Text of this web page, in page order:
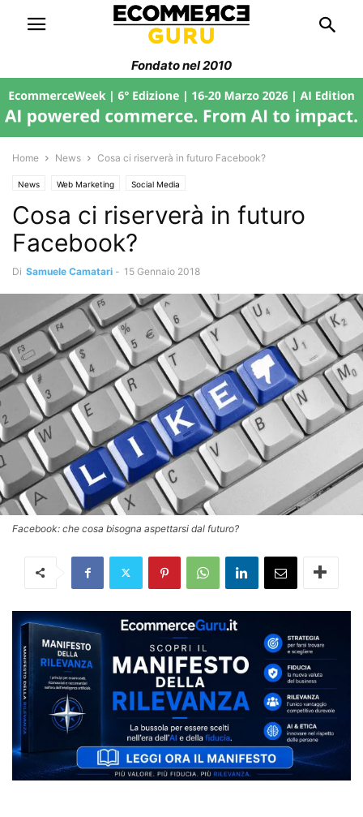
Fondato nel 2010
Home News Cosa ci riserverà in futuro Facebook?
News Web Marketing Social Media
Cosa ci riserverà in futuro
Facebook?
Di Samuele Camatari - 15 Gennaio 2018
Facebook: che cosa bisogna aspettarsi dal futuro?